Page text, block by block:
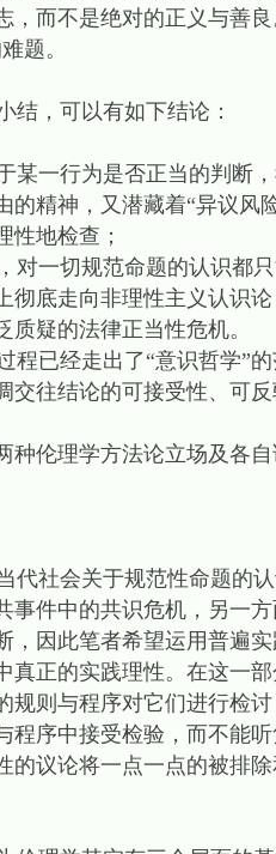
，而不是绝对的正义与善
题。
，可以有如下结论：
一行为是否正当的判断
的精神，又潜藏着“异议
性地检查；
一切规范命题的认识都
彻底走向非理性主义认识
疑的法律正当性危机。
已经走出了“意识哲学”
交往结论的可接受性、可
种伦理学方法论立场及各
社会关于规范性命题的
事件中的共识危机，另一
，因此笔者希望运用普遍
真正的实践理性。在这一
规则与程序对它们进行检
程序中接受检验，而不能
的议论将一点一点的被排